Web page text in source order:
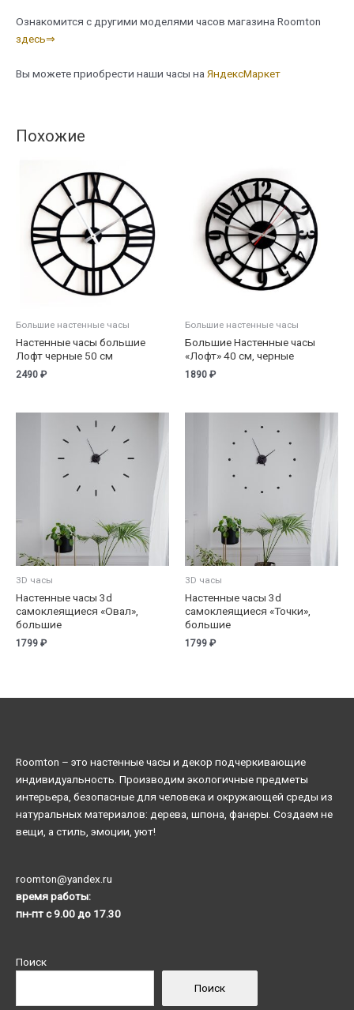
Ознакомится с другими моделями часов магазина Roomton
здесь⇒
Вы можете приобрести наши часы наЯндексМаркет
Похожие
Большие настенные часы
Настенные часы большие
Лофт черные 50 см
2490 ₽
Большие настенные часы
Большие Настенные часы
«Лофт» 40 см, черные
1890 ₽
3D часы
Настенные часы 3d
самоклеящиеся «Овал»,
большие
1799 ₽
3D часы
Настенные часы 3d
самоклеящиеся «Точки»,
большие
1799 ₽
Roomton – это настенные часы и декор подчеркивающие
индивидуальность. Производим экологичные предметы
интерьера, безопасные для человека и окружающей среды из
натуральных материалов: дерева, шпона, фанеры. Создаем не
вещи, а стиль, эмоции, уют!
roomton@yandex.ru
время работы:
пн-пт с 9.00 до 17.30
Поиск
Поиск